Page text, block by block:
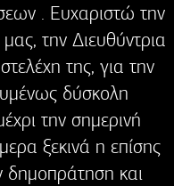
. Ευχαριστώ την
την Διευθύντρια
της, για την
δύσκολη
την σημερινή
ξεκινά η επίσης
δημοπράτηση και